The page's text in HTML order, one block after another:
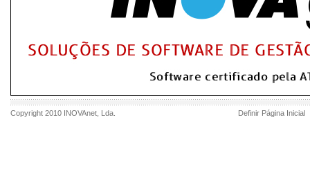
Copyright 2010 INOVAnet , Lda. Definir Página Inicial